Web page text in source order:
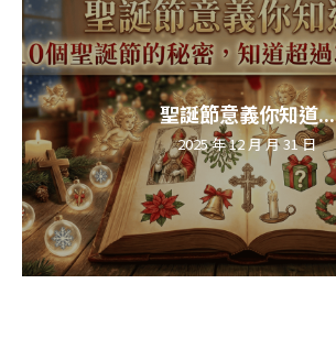
聖誕節意義你知道...
2025 年 12 月 月 31 日